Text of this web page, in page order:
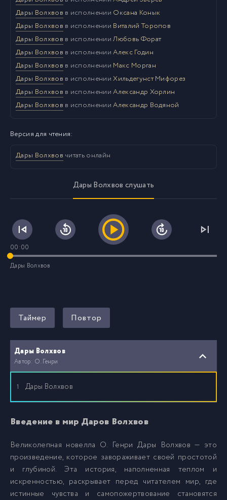
Дары Волхвов в исполнении Оксана Конык
Дары Волхвов в исполнении Виталий Торопов
Дары Волхвов в исполненииЛюбовь Форат
Дары Волхвов в исполненииАлекс Годин
Дары Волхвов в исполнении Макс Морган
Дары Волхвов в исполненииХильдегунст Мифорез
Дары Волхвов в исполненииАлександр Хорлин
Дары Волхвов в исполненииАлександр Водяной
Версия для чтения:
Дары Волхвов читать онлайн
Дары Волхвов слушать
00:00
Дары Волхвов
Таймер Повтор
Дары Волхвов
Автор: О. Генри
1 Дары Волхвов
Введение в мир Даров Волхвов
Великолепная новелла О. Генри Дары Волхвов — это
произведение, которое завораживает своей простотой
и глубиной. Эта история, наполненная теплом и
искренностью, раскрывает перед читателем мир, где
истинные чувства и самопожертвование становятся